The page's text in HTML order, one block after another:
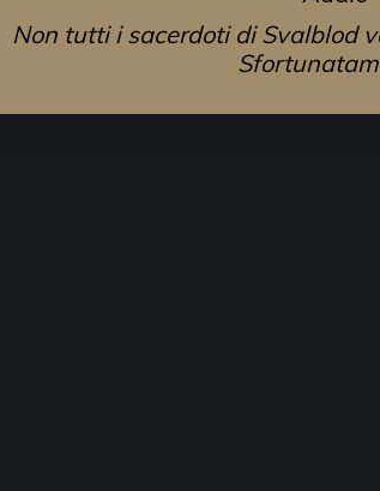
Non tutti i sacerdoti di Svalblod